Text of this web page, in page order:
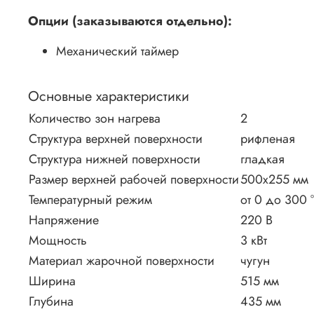
Опции (заказываются отдельно):
Механический таймер
Основные характеристики
Количество зон нагрева
2
Структура верхней поверхности
рифленая
Структура нижней поверхности
гладкая
Размер верхней рабочей поверхности500х255 мм
Температурный режим
от 0 до 300
Напряжение
220 В
Мощность
3 кВт
Материал жарочной поверхности
чугун
Ширина
515 мм
Глубина
435 мм